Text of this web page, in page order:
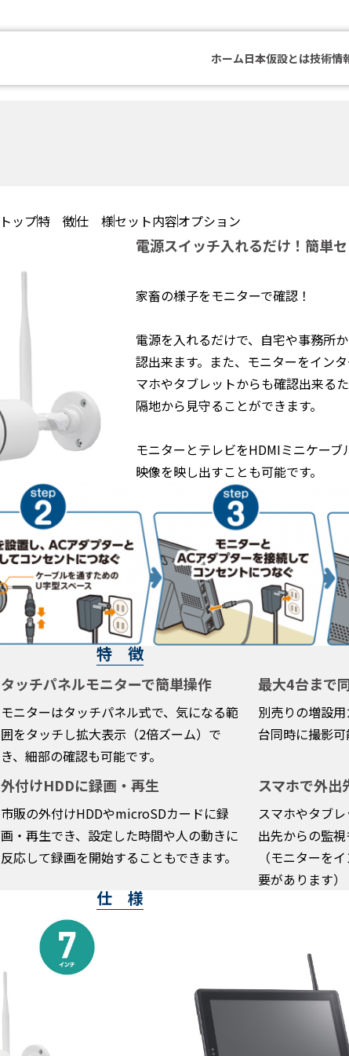
ホーム日本仮設とは技術情
トップ特 徴仕 様セット内容オプション
電源スイッチ入れるだけ！簡単
家畜の様子をモニターで確認！
電源を入れるだけで、自宅や事務所
認出来ます。また、モニターをイン
マホやタブレットからも確認出来る
隔地から見守ることができます。
モニターとテレビをHDMIミニケー
映像を映し出すことも可能です。
特 徴
タッチパネルモニターで簡単操作
モニターはタッチパネル式で、気になる範
囲をタッチし拡大表示（2倍ズーム）で
き、細部の確認も可能です。
最大4台まで
別売りの増設
台同時に撮影可
外付けHDDに録画・再生
市販の外付けHDDやmicroSDカードに録
画・再生でき、設定した時間や人の動きに
反応して録画を開始することもできます。
スマホで外出
スマホやタブ
出先からの監視
（モニターを
要があります）
仕 様